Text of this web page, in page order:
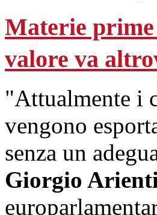
Materie
valore va
"Attualmente i
vengono
senza un
Giorgio